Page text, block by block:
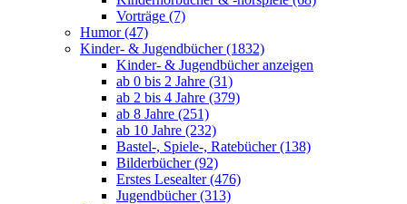
Vorträge (7)
Humor (47)
Kinder- & Jugendbücher (1832)
Kinder- & Jugendbücher anzeigen
ab 0 bis 2 Jahre (31)
ab 2 bis 4 Jahre (379)
ab 8 Jahre (251)
ab 10 Jahre (232)
Bastel-, Spiele-, Ratebücher (138)
Bilderbücher (92)
Erstes Lesealter (476)
Jugendbücher (313)